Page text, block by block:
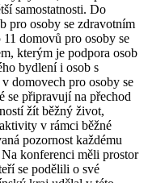
samostatnosti. Do
pro osoby se zdravotním
domovů pro osoby se
kterým je podpora osob
bydlení i osob s
domovech pro osoby se
se připravují na přechod
žít běžný život,
v rámci běžné
pozornost každému
konferenci měli prostor
se podělili o své